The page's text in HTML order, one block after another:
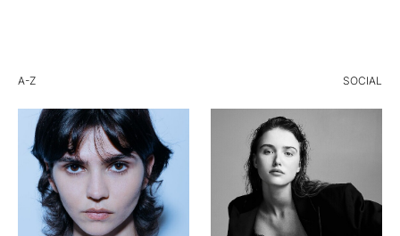
A-Z SOCIAL